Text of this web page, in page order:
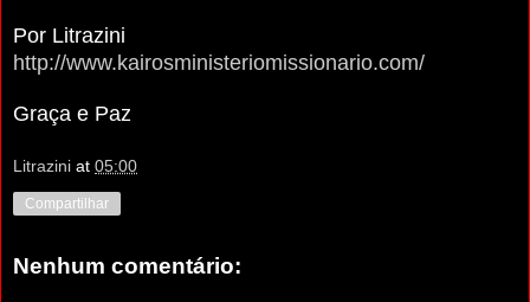
Por Litrazini
http://www.kairosministeriomissionario.com/
Graça e Paz
Litrazini at 05:00
Compartilhar
Nenhum comentário: